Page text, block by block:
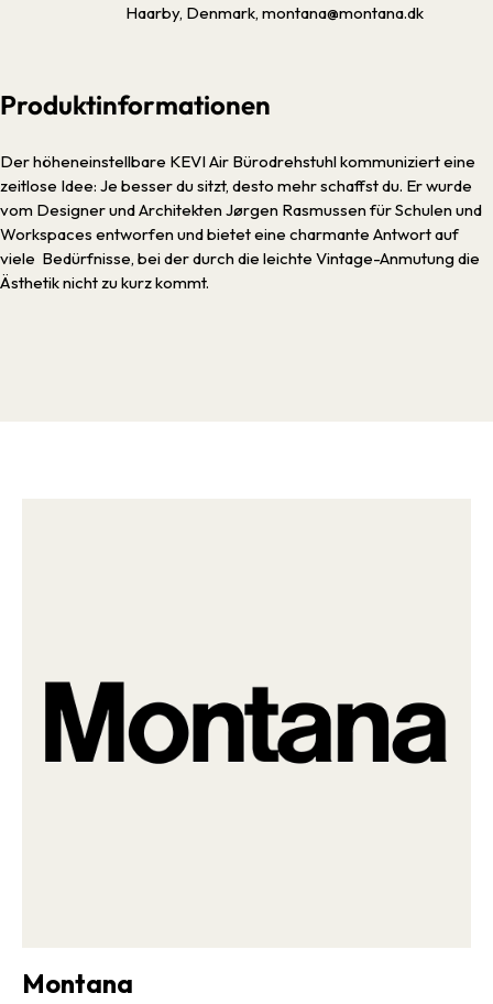
Haarby, Denmark, montana@montana.dk
Produktinformationen
Der höheneinstellbare KEVI Air Bürodrehstuhl kommuniziert eine
zeitlose Idee: Je besser du sitzt, desto mehr schaffst du. Er wurde
vom Designer und Architekten Jørgen Rasmussen für Schulen und
Workspaces entworfen und bietet eine charmante Antwort auf
viele Bedürfnisse, bei der durch die leichte Vintage-Anmutung die
Ästhetik nicht zu kurz kommt.
Montana